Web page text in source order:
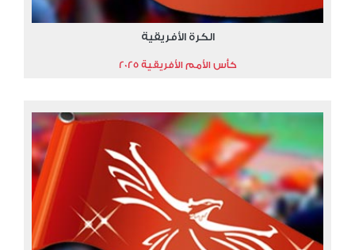
الكرة الأفريقية
كأس الأمم الأفريقية 2025